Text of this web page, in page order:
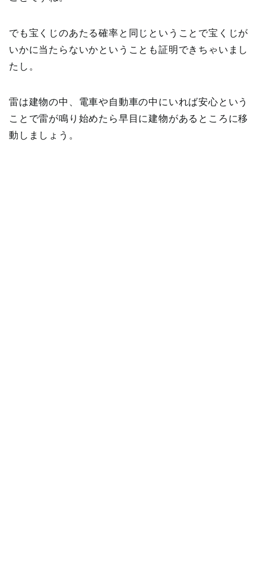
でも宝くじのあたる確率と同じということで宝くじが
いかに当たらないかということも証明できちゃいまし
たし。
雷は建物の中、電車や自動車の中にいれば安心という
ことで雷が鳴り始めたら早目に建物があるところに移
動しましょう。